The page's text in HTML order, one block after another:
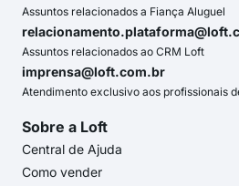
Assuntos relacionados a Fiança Aluguel
Assuntos relacionados ao CRM Loft
imprensa@loft.com.br
Atendimento exclusivo aos profissionais
Sobre a Loft
Central de Ajuda
Como vender